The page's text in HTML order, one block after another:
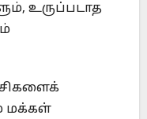
உருப்படாத
மக்கள்